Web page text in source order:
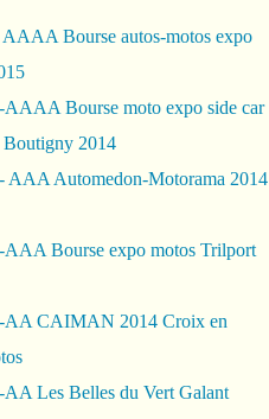
Bourse autos-motos expo
Bourse moto expo side car
Boutigny 2014
AAA Automedon-Motorama 2014
Bourse expo motos Trilport
AA CAIMAN 2014 Croix en
Les Belles du Vert Galant